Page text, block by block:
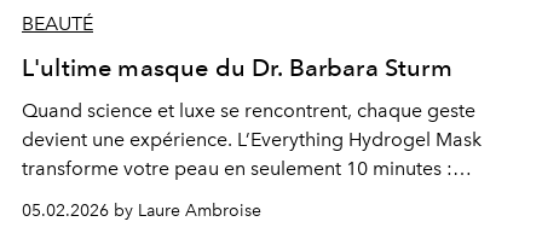
BEAUTÉ
L'ultime masque du Dr. Barbara Sturm
Quand science et luxe se rencontrent, chaque geste
devient une expérience. L’Everything Hydrogel Mask
transforme votre peau en seulement 10 minutes :
lumineux et parfait.
05.02.2026 by Laure Ambroise